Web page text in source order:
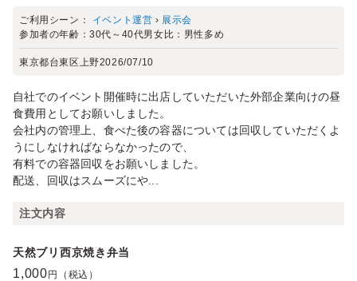
ご利用シーン： イベント運営 › 展示会
参加者の年齢：30代～40代男女比： 男性多め
東京都台東区上野2026/07/10
自社でのイベント開催時に出店していただいた外部企業向けの昼
食費用としてお願いしました。
会社内の管理上、食べた後の容器については回収していただくよ
うにしなければならなかったので、
有料での容器回収をお願いしました。
配送、回収はスムーズにや...
注文内容
天然ブリ西京焼き弁当
1,000 円（税込）